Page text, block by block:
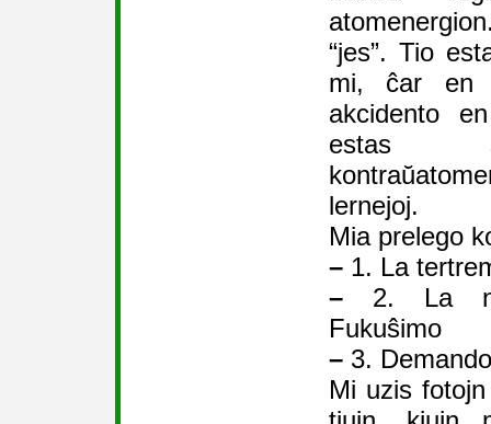
“jes”. Tio
mi, ĉar en
akcidento
estas
lernejoj.
Mia prelego
– 1. La
– 2. La
Fukuŝimo
– 3.
Mi uzis